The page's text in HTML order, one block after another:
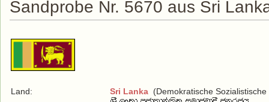
Sandprobe Nr. 5670 aus Sri
Land: Sri Lanka (Demokratische